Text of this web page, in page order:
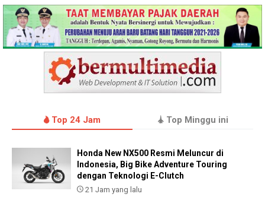
Top 24 Jam Top Minggu ini
Honda New NX500 Resmi Meluncur di
Indonesia, Big Bike Adventure Touring
dengan Teknologi E-Clutch
21 Jam yang lalu